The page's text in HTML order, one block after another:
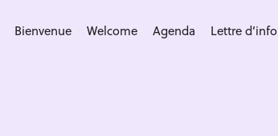
Bienvenue Welcome Agenda Lettre d’info